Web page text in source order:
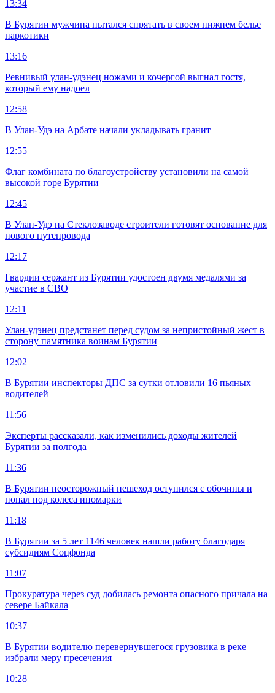
13:34
В Бурятии мужчина пытался спрятать в своем нижнем белье
наркотики
13:16
Ревнивый улан-удэнец ножами и кочергой выгнал гостя,
который ему надоел
12:58
В Улан-Удэ на Арбате начали укладывать гранит
12:55
Флаг комбината по благоустройству установили на самой
высокой горе Бурятии
12:45
В Улан-Удэ на Стеклозаводе строители готовят основание для
нового путепровода
12:17
Гвардии сержант из Бурятии удостоен двумя медалями за
участие в СВО
12:11
Улан-удэнец предстанет перед судом за непристойный жест в
сторону памятника воинам Бурятии
12:02
В Бурятии инспекторы ДПС за сутки отловили 16 пьяных
водителей
11:56
Эксперты рассказали, как изменились доходы жителей
Бурятии за полгода
11:36
В Бурятии неосторожный пешеход оступился с обочины и
попал под колеса иномарки
11:18
В Бурятии за 5 лет 1146 человек нашли работу благодаря
субсидиям Соцфонда
11:07
Прокуратура через суд добилась ремонта опасного причала на
севере Байкала
10:37
В Бурятии водителю перевернувшегося грузовика в реке
избрали меру пресечения
10:28